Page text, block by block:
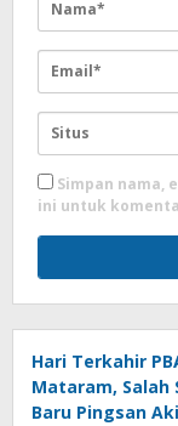
Simpan nama,
ini untuk
Hari Terkahir
Mataram, Salah
Baru Pingsan